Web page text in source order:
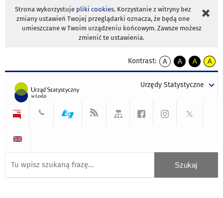
Strona wykorzystuje pliki cookies. Korzystanie z witryny bez
zmiany ustawień Twojej przeglądarki oznacza, że będą one
umieszczane w Twoim urządzeniu końcowym. Zawsze możesz
zmienić te ustawienia.
Kontrast:
A
kontrast
A
kontrast
tekst
czarnym
A
kontrast
tekst
czarnym
A
tekst
żółtym
Urzędy Statystyczne